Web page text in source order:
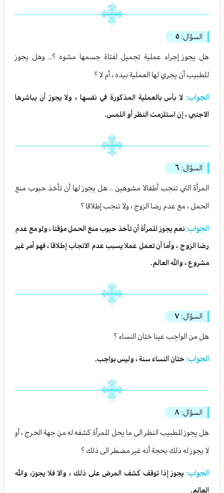
السؤال: ٥
هل يجوز إجراء عملية تجميل لفتاة جسمها مشوه ؟.. وهل يجوز
للطبيب أن يجري لها العملية بيده ، أم لا ؟
الجواب: لا بأس بالعملية المذكورة في نفسها ، ولا يجوز أن يباشرها
الاجنبي ، إن استلزمت النظر أو اللمس.
السؤال: ٦
المرأة التي تنجب أطفالا مشوهين .. هل يجوز لها أن تأخذ حبوب منع
الحمل ، مع عدم رضا الزوج ، ولا تنجب إطلاقا ؟
الجواب: نعم يجوز للمرأة أن تأخذ حبوب منع الحمل مؤقتا ، ولو مع عدم
رضا الزوج ، وأما أن تعمل عملا يسبب عدم الانجاب إطلاقا ، فهو أمر غير
مشروع ، والله العالم.
السؤال: ٧
هل من الواجب عينا ختان النساء ؟
الجواب: ختان النساء سنة ، وليس بواجب.
السؤال: ٨
هل يجوز للطبيب النظر الى ما يحل للمرأة كشفه له من جهة الحرج ، أو
لا يجوز له ذلك بحجة أنه غير مضطر الى ذلك ؟
الجواب: يجوز إذا توقف كشف المرض على ذلك ، والا فلا يجوز، والله
العالم.